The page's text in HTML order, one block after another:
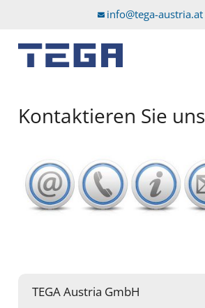
zum Servicemenüinfo@tega-austria.at
Kontaktieren Sie uns
TEGA Austria GmbH